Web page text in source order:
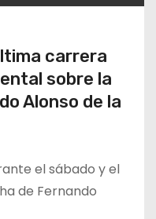
carrera
sobre la
Alonso de la
el sábado y el
de Fernando